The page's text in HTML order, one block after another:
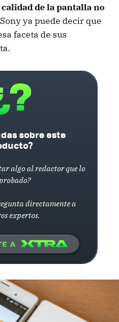
de la pantalla no
ya puede decir que
faceta de sus
sobre este
algo al redactor que lo
directamente a
expertos.